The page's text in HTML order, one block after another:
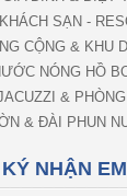
SẠN -
CỘNG & KHU
NÓNG HỒ
&
& ĐÀI PHUN
NHẬN